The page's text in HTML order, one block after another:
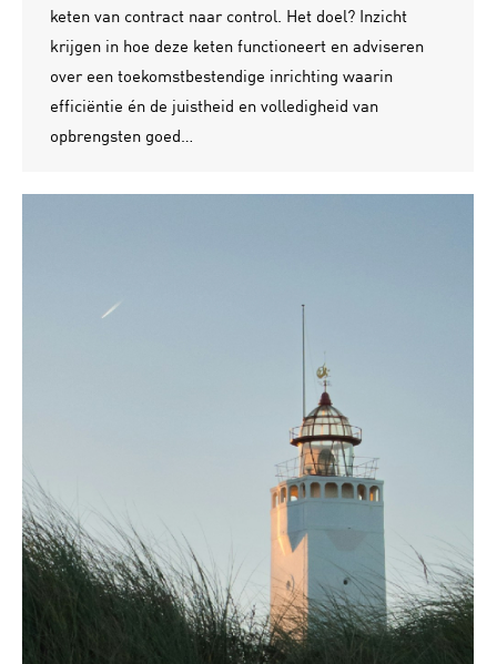
keten van contract naar control. Het doel? Inzicht
krijgen in hoe deze keten functioneert en adviseren
over een toekomstbestendige inrichting waarin
efficiëntie én de juistheid en volledigheid van
opbrengsten goed…